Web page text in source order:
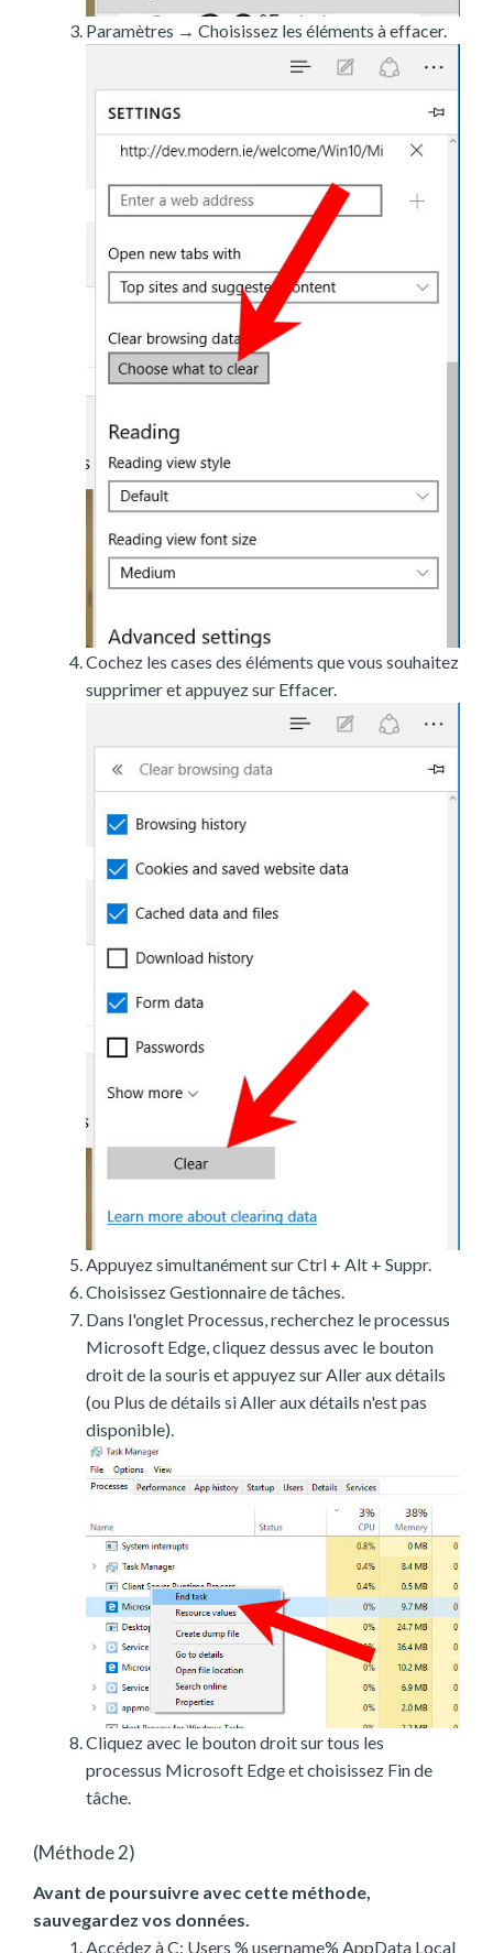
Paramètres → Choisissez les éléments à effacer.
Cochez les cases des éléments que vous souhaitez
supprimer et appuyez sur Effacer.
Appuyez simultanément sur Ctrl + Alt + Suppr.
Choisissez Gestionnaire de tâches.
Dans l'onglet Processus, recherchez le processus
Microsoft Edge, cliquez dessus avec le bouton
droit de la souris et appuyez sur Aller aux détails
(ou Plus de détails si Aller aux détails n'est pas
disponible).
Cliquez avec le bouton droit sur tous les
processus Microsoft Edge et choisissez Fin de
tâche.
(Méthode 2)
Avant de poursuivre avec cette méthode,
sauvegardez vos données.
Accédez à C: Users % username% AppData Local